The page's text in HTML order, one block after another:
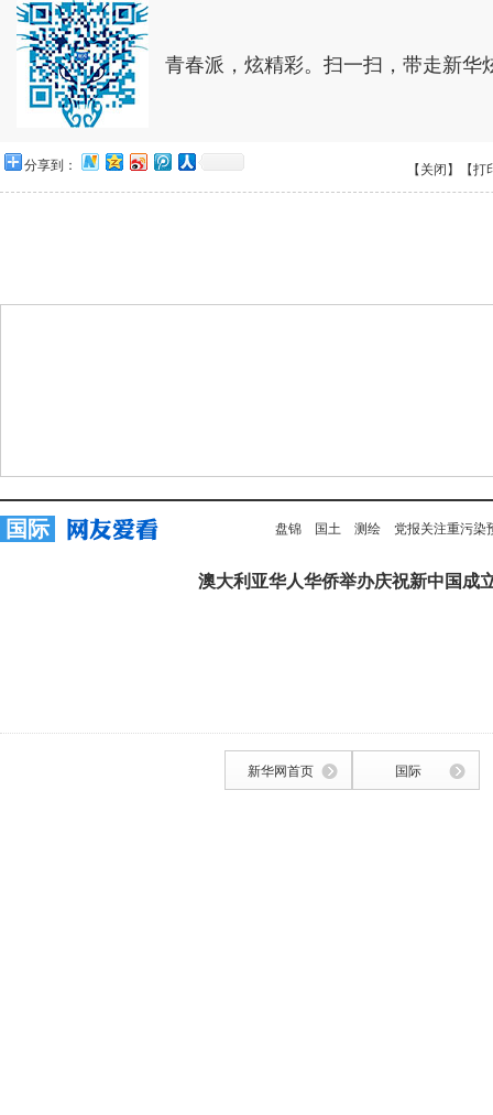
青春派，炫精彩。扫一扫，带走新华
分享到： 【关闭】 【打
国际 盘锦 国土 测绘 党报关注重污染
澳大利亚华人华侨举办庆祝新中国成
新华网首页 国际